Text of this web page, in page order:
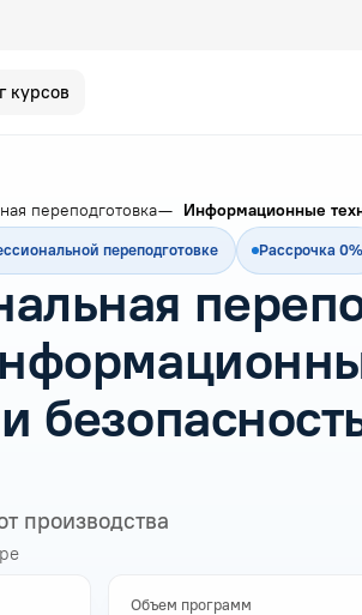
курсов
переподготовка Информационные
переподготовке Рассрочка 0%
производства
Объем программ